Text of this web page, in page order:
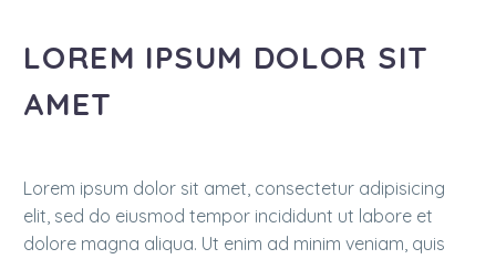
LOREM IPSUM DOLOR SIT
AMET
Lorem ipsum dolor sit amet, consectetur adipisicing
elit, sed do eiusmod tempor incididunt ut labore et
dolore magna aliqua. Ut enim ad minim veniam, quis